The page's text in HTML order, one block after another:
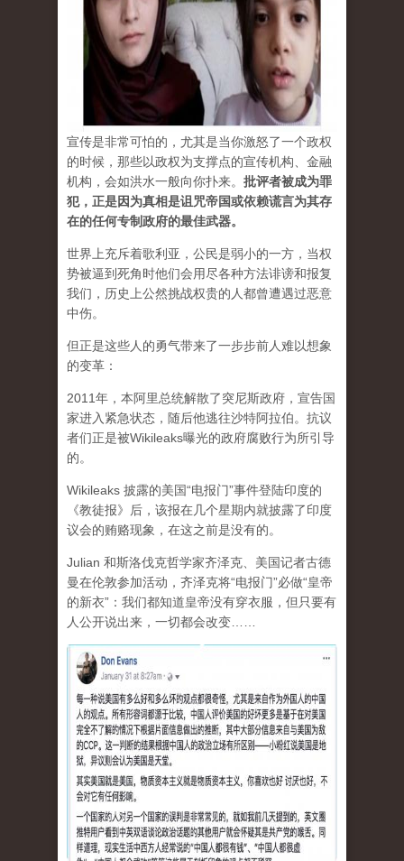
宣传是非常可怕的，尤其是当你激怒了一个政权
的时候，那些以政权为支撑点的宣传机构、金融
机构，会如洪水一般向你扑来。 批评者被成为罪
犯，正是因为真相是诅咒帝国或依赖谎言为其存
在的任何专制政府的最佳武器。
世界上充斥着歌利亚，公民是弱小的一方，当权
势被逼到死角时他们会用尽各种方法诽谤和报复
我们，历史上公然挑战权贵的人都曾遭遇过恶意
中伤。
但正是这些人的勇气带来了一步步前人难以想象
的变革：
2011年，本阿里总统解散了突尼斯政府，宣告国
家进入紧急状态，随后他逃往沙特阿拉伯。抗议
者们正是被Wikileaks曝光的政府腐败行为所引导
的。
Wikileaks 披露的美国“电报门”事件登陆印度的
《教徒报》后，该报在几个星期内就披露了印度
议会的贿赂现象，在这之前是没有的。
Julian 和斯洛伐克哲学家齐泽克、美国记者古德
曼在伦敦参加活动，齐泽克将“电报门”必做“皇帝
的新衣”：我们都知道皇帝没有穿衣服，但只要有
人公开说出来，一切都会改变……